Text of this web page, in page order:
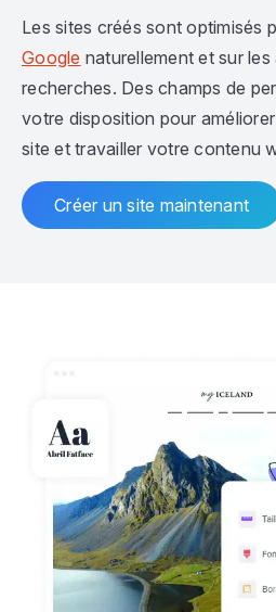
Les sites créés sont optimisés
Google naturellement et sur
recherches. Des champs de
votre disposition pour
site et travailler votre contenu
Créer un site maintenant